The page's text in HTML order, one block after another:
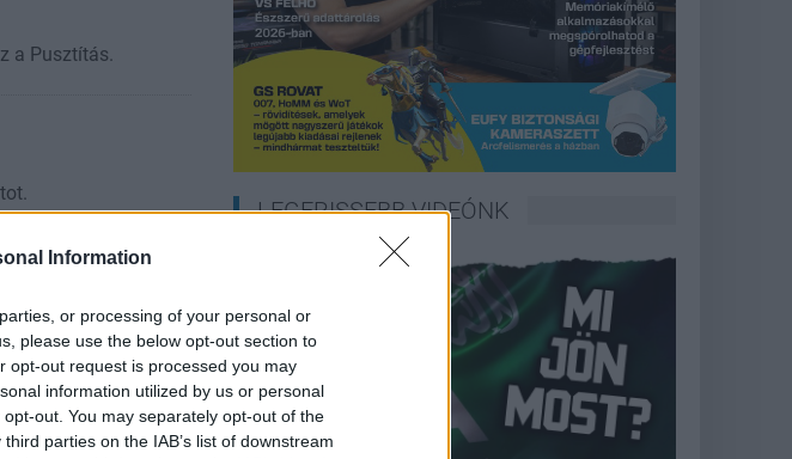
Information
or processing of your personal or
please use the below opt-out section to
opt-out request is processed you may
information utilized by us or personal
out. You may separately opt-out of the
parties on the IAB’s list of downstream
a Pusztítás.
hogy erőnek
határon.
LEGFRISSEBB VIDEÓNK